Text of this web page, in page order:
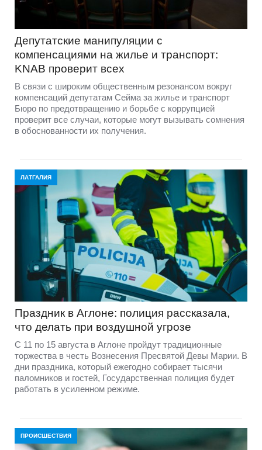
Депутатские манипуляции с
компенсациями на жилье и транспорт:
KNAB проверит всех
В связи с широким общественным резонансом вокруг
компенсаций депутатам Сейма за жилье и транспорт
Бюро по предотвращению и борьбе с коррупцией
проверит все случаи, которые могут вызывать сомнения
в обоснованности их получения.
ЛАТГАЛИЯ
Праздник в Аглоне: полиция рассказала,
что делать при воздушной угрозе
С 11 по 15 августа в Аглоне пройдут традиционные
торжества в честь Вознесения Пресвятой Девы Марии. В
дни праздника, который ежегодно собирает тысячи
паломников и гостей, Государственная полиция будет
работать в усиленном режиме.
ПРОИСШЕСТВИЯ